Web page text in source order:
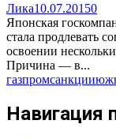
Лика10.07.20150
Японская
стала продлевать
освоении
Причина — в...
газпромсанкции
Навигация